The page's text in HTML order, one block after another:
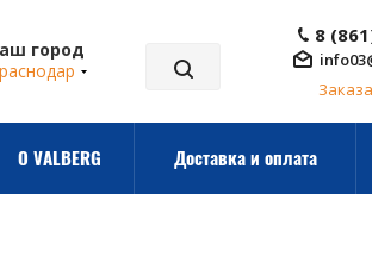
город
8
О VALBERG Доставка и оплата